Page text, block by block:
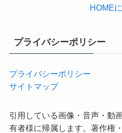
HOME
プライバシーポリシー
プライバシーポリシー
サイトマップ
引用している画像・音声・動
有者様に帰属します。著作権